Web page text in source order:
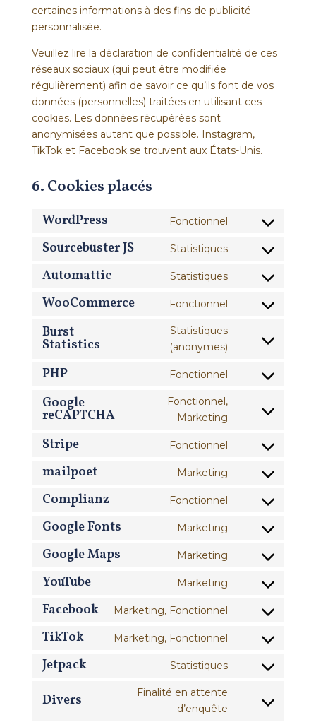
certaines informations à des fins de publicité
personnalisée.
Veuillez lire la déclaration de confidentialité de ces
réseaux sociaux (qui peut être modifiée
régulièrement) afin de savoir ce qu’ils font de vos
données (personnelles) traitées en utilisant ces
cookies. Les données récupérées sont
anonymisées autant que possible. Instagram,
TikTok et Facebook se trouvent aux États-Unis.
6. Cookies placés
WordPress Fonctionnel
Consent
wordpress
Sourcebuster JS Statistiques
Consent
sourcebuster-
Automattic Statistiques
Consent
WooCommerce Fonctionnel
Consent
service
Burst
Statistics
Statistiques
(anonymes)
Consent
service
statistics
PHP Fonctionnel
Consent
service
Google
reCAPTCHA
Fonctionnel,
Marketing
Consent
service
recaptcha
Stripe Fonctionnel
Consent
stripe
mailpoet Marketing
Consent
mailpoet
Complianz Fonctionnel
Consent
complianz
Google Fonts Marketing
Consent
google-
Google Maps Marketing
Consent
google-
YouTube Marketing
Consent
youtube
Facebook Marketing, Fonctionnel
Consent
facebook
TikTok Marketing, Fonctionnel
Consent
Jetpack Statistiques
Consent
service
Divers
Finalité en attente
d’enquête
Consent